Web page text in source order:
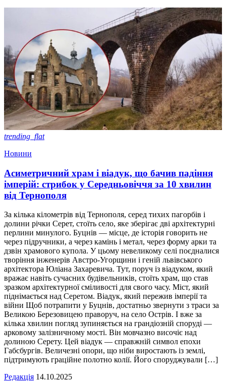
trending_flat
Новини
Асиметричний храм і віадук, що бачив падіння
імперій: стрибок у Середньовіччя за 10 хвилин
від Тернополя
За кілька кілометрів від Тернополя, серед тихих пагорбів і
долини річки Серет, стоїть село, яке зберігає дві архітектурні
перлини минулого. Буцнів — місце, де історія говорить не
через підручники, а через камінь і метал, через форму арки та
дзвін храмового купола. У цьому невеликому селі поєдналися
творіння інженерів Австро-Угорщини і геній львівського
архітектора Юліана Захаревича. Тут, поруч із віадуком, який
вражає навіть сучасних будівельників, стоїть храм, що став
зразком архітектурної сміливості для свого часу. Міст, який
піднімається над Серетом. Віадук, який пережив імперії та
війни Щоб потрапити у Буцнів, достатньо звернути з траси за
Великою Березовицею праворуч, на село Острів. І вже за
кілька хвилин погляд зупиняється на грандіозній споруді —
арковому залізничному мості. Він мовчазно височіє над
долиною Серету. Цей віадук — справжній символ епохи
Габсбургів. Величезні опори, що ніби виростають із землі,
підтримують граційне полотно колії. Його споруджували […]
Редакція 14.10.2025